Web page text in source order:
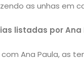
as unhas em
listadas por Ana
Ana Paula, as